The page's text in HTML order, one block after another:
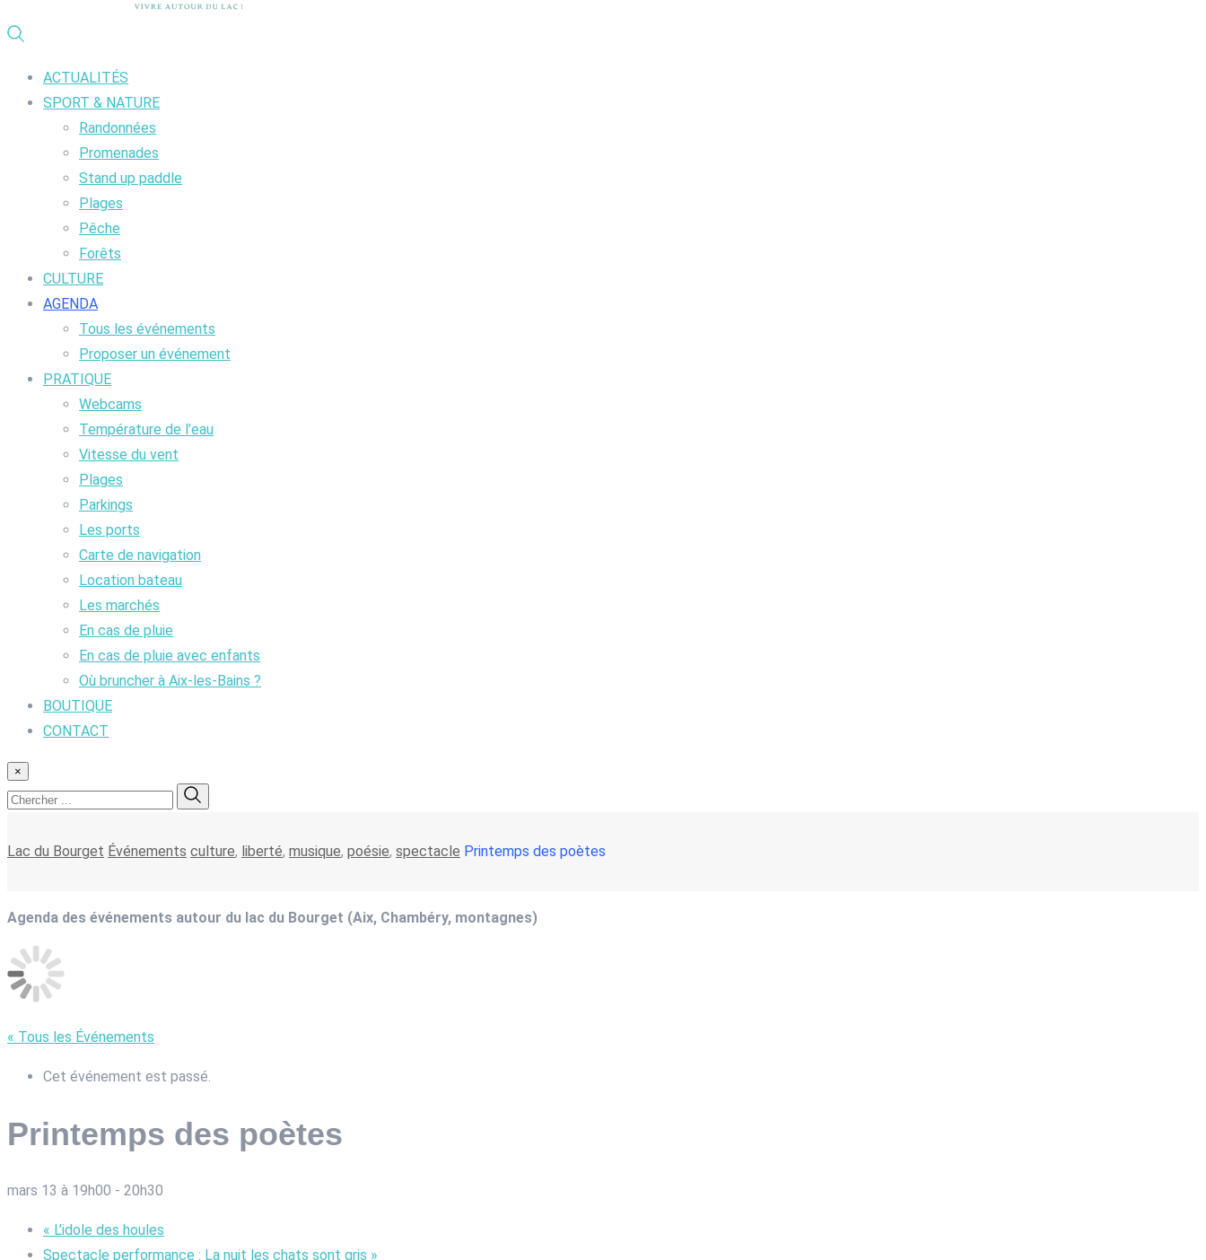
ACTUALITÉS
SPORT & NATURE
Randonnées
Promenades
Stand up paddle
Plages
Pêche
Forêts
CULTURE
AGENDA
Tous les événements
Proposer un événement
PRATIQUE
Webcams
Température de l’eau
Vitesse du vent
Plages
Parkings
Les ports
Carte de navigation
Location bateau
Les marchés
En cas de pluie
En cas de pluie avec enfants
Où bruncher à Aix-les-Bains ?
BOUTIQUE
CONTACT
×
Lac du Bourget Événements culture, liberté, musique, poésie, spectacle Printemps des poètes
Agenda des événements autour du lac du Bourget (Aix, Chambéry, montagnes)
« Tous les Événements
Cet événement est passé.
Printemps des poètes
mars 13 à 19h00 - 20h30
« L’idole des houles
Spectacle performance : La nuit les chats sont gris »